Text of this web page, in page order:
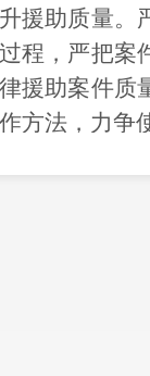
升援助质量。
过程，严把案
律援助案件质
作方法，力争